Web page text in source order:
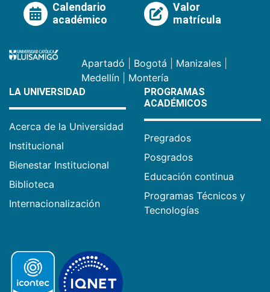
Calendario
académico
Valor
matrícula
Apartadó Bogotá Manizales
Medellín
Montería
LA UNIVERSIDAD
Acerca de la Universidad
Institucional
Bienestar Institucional
Biblioteca
Internacionalización
PROGRAMAS
ACADÉMICOS
Pregrados
Posgrados
Educación continua
Programas Técnicos y
Tecnologías